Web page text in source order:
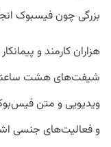
بزرگی چون فیسبوک
هزاران کارمند و
شیفت‌های هشت ساعته
ویدیویی و متن
و فعالیت‌های جنسی